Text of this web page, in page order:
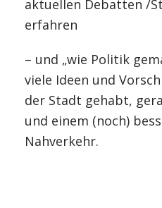
aktuellen Debatten /
erfahren
– und „wie Politik
viele Ideen und
der Stadt gehabt,
und einem (noch)
Nahverkehr.